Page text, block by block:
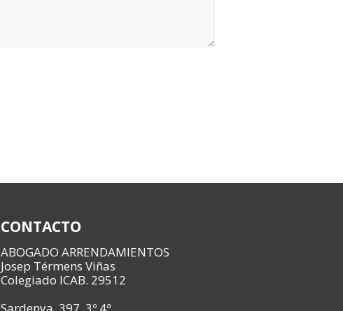
CONTACTO
ABOGADO ARRENDAMIENTOS
Josep Térmens Viñas
Colegiado ICAB. 29512